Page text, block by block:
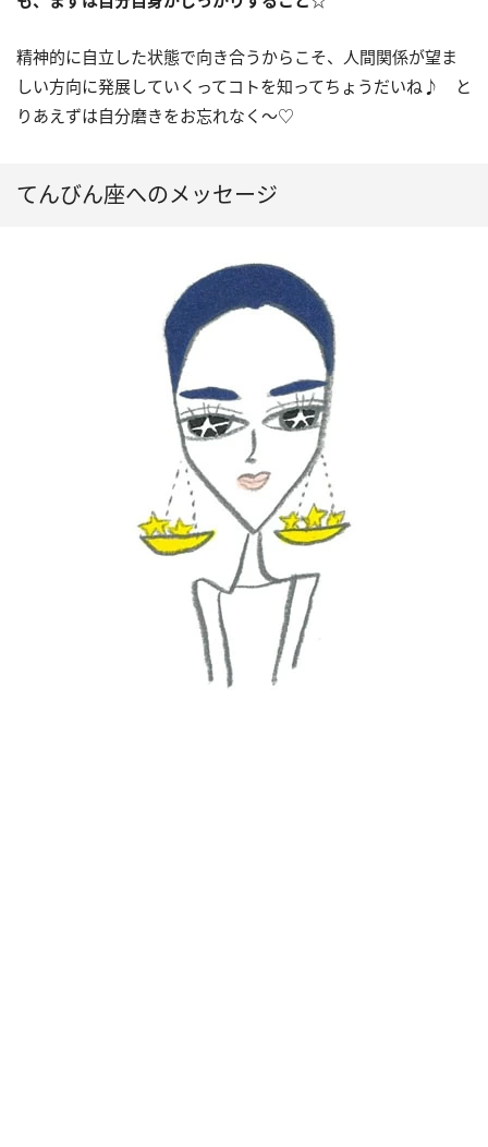
精神的に自立した状態で向き合うからこそ、人間関係が望ま
しい方向に発展していくってコトを知ってちょうだいね♪ と
りあえずは自分磨きをお忘れなく〜♡
てんびん座へのメッセージ